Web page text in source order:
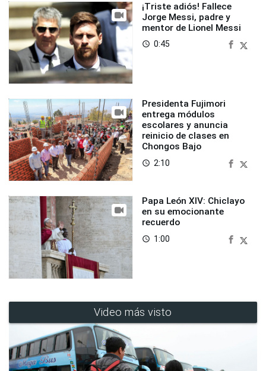
¡Triste adiós! Fallece
Jorge Messi, padre y
mentor de Lionel Messi
access_time 0:45
Presidenta Fujimori
entrega módulos
escolares y anuncia
reinicio de clases en
Chongos Bajo
access_time 2:10
Papa León XIV: Chiclayo
en su emocionante
recuerdo
access_time 1:00
Video más visto